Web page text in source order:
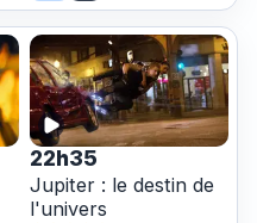
22h35
Jupiter : le destin de
l'univers